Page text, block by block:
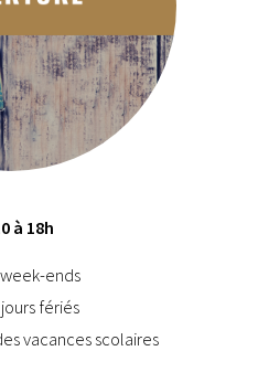
à 18h
ends
fériés
vacances scolaires